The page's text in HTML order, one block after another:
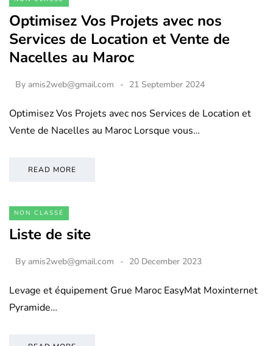
Optimisez Vos Projets avec nos
Services de Location et Vente de
Nacelles au Maroc
By amis2web@gmail.com 21 September 2024
Optimisez Vos Projets avec nos Services de Location et
Vente de Nacelles au Maroc Lorsque vous…
READ MORE
NON CLASSÉ
Liste de site
By amis2web@gmail.com 20 December 2023
Levage et équipement Grue Maroc EasyMat Moxinternet
Pyramide…